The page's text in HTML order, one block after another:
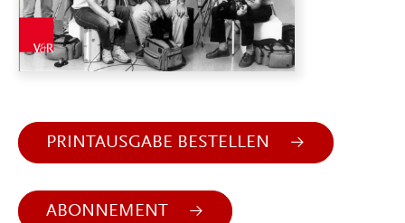
PRINTAUSGABE BESTELLEN
ABONNEMENT